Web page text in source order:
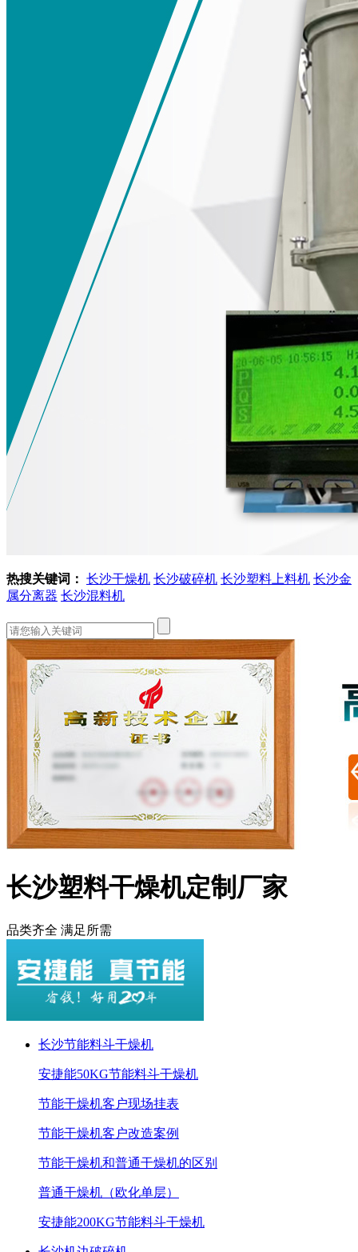
热搜关键词： 长沙干燥机 长沙破碎机 长沙塑料上料机 长沙金
属分离器 长沙混料机
长沙塑料干燥机定制厂家
品类齐全 满足所需
长沙节能料斗干燥机
安捷能50KG节能料斗干燥机
节能干燥机客户现场挂表
节能干燥机客户改造案例
节能干燥机和普通干燥机的区别
普通干燥机（欧化单层）
安捷能200KG节能料斗干燥机